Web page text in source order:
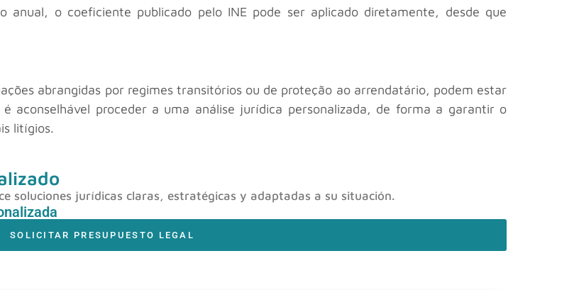
anual, o coeficiente publicado pelo INE pode ser aplicado diretamente, desde que
abrangidas por regimes transitórios ou de proteção ao arrendatário, podem estar
aconselhável proceder a uma análise jurídica personalizada, de forma a garantir o
litígios.
soluciones jurídicas claras, estratégicas y adaptadas a su situación.
SOLICITAR PRESUPUESTO LEGAL